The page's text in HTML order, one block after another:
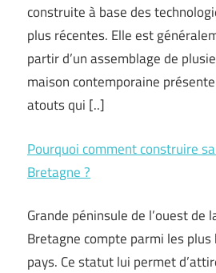
construite à base des
plus récentes. Elle est
partir d’un assemblage de
maison contemporaine
atouts qui [..]
Pourquoi comment construire
Bretagne ?
Grande péninsule de l’ouest de
Bretagne compte parmi les
pays. Ce statut lui permet